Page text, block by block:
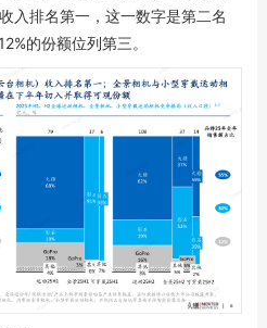
入排名第一，这一数字是第二名
的份额位列第三。